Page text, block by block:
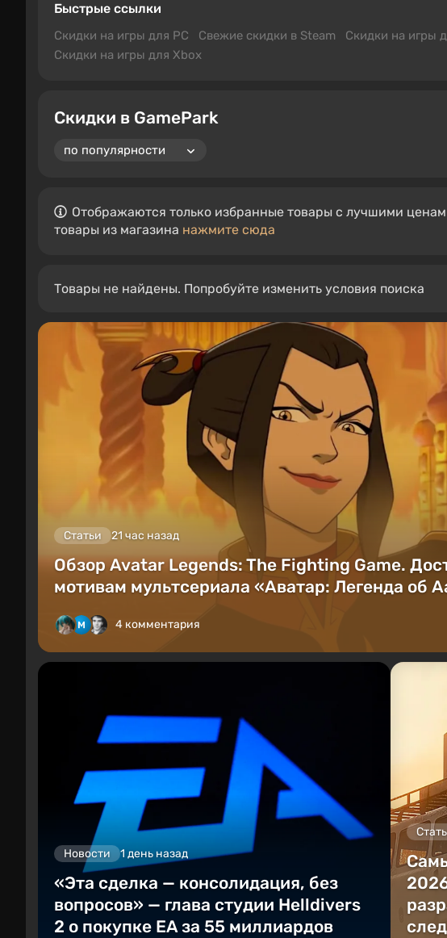
Быстрые ссылки
Скидки на игры для PC Свежие скидки в Steam Скидки на игры
Скидки на игры для Xbox
Скидки в GamePark
Отображаются только избранные товары с лучшими
товары из магазина нажмите сюда
Товары не найдены. Попробуйте изменить условия поиска
Статьи 21 час назад
Обзор Avatar Legends: The Fighting Game.
мотивам мультсериала «Аватар: Легенда об
4 комментария
Новости 1 день назад
«Эта сделка — консолидация, без
вопросов» — глава студии Helldivers
2 о покупке EA за 55 миллиардов